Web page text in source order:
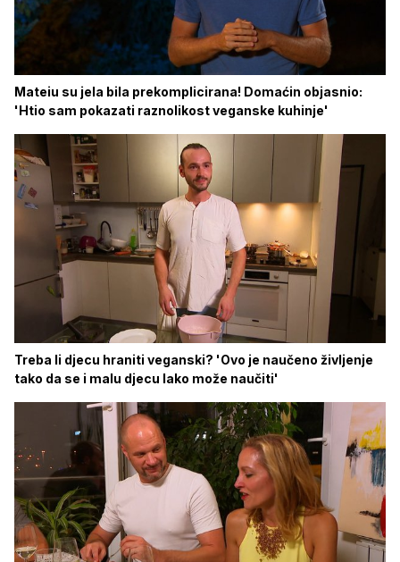
Mateiu su jela bila prekomplicirana! Domaćin objasnio:
'Htio sam pokazati raznolikost veganske kuhinje'
Treba li djecu hraniti veganski? 'Ovo je naučeno življenje
tako da se i malu djecu lako može naučiti'